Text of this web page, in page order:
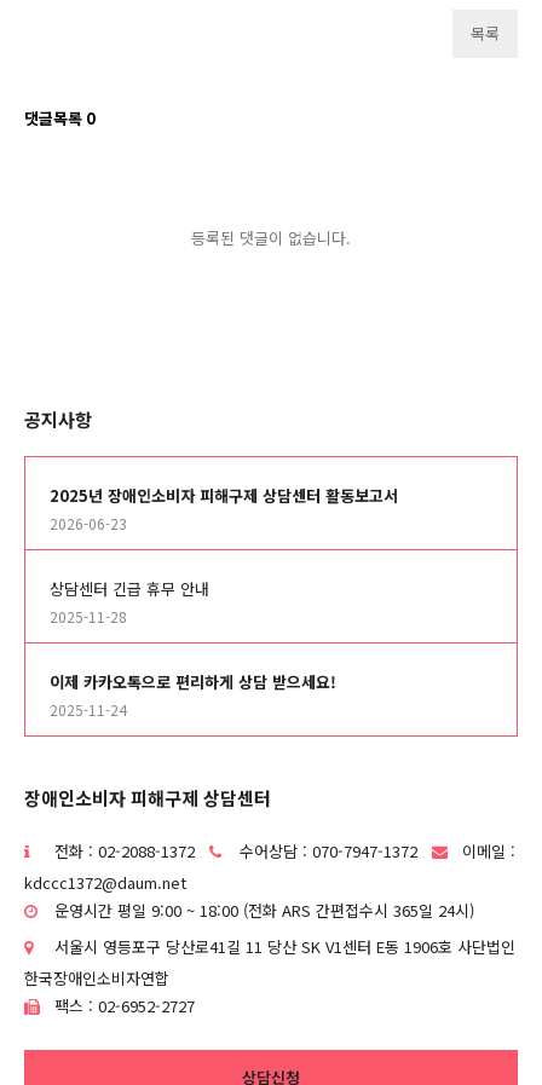
목록
댓글목록 0
등록된 댓글이 없습니다.
공지사항
2025년 장애인소비자 피해구제 상담센터 활동보고서
2026-06-23
상담센터 긴급 휴무 안내
2025-11-28
이제 카카오톡으로 편리하게 상담 받으세요!
2025-11-24
장애인소비자 피해구제 상담센터
전화 : 02-2088-1372 수어상담 : 070-7947-1372
이메일 :
kdccc1372@daum.net
운영시간 평일 9:00 ~ 18:00 (전화 ARS 간편접수시 365일 24시)
서울시 영등포구 당산로41길 11 당산 SK V1센터 E동 1906호 사단법인
한국장애인소비자연합
팩스 : 02-6952-2727
상담신청